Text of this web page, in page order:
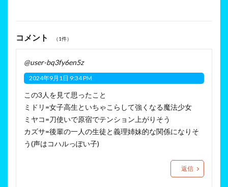
コメント （1件）
@user-bq3fy6en5z
2024年9月1日 9:34 PM
この3人を見て思ったこと
ミドリ=女子高生といちゃこらして強くなる魔法少女
ミヤコ=刀使いで原宿でテンション上がりそう
カズサ=後輩の一人の生徒と義理姉妹的な関係になりそ
う(声はコハルっぽい子)
返信